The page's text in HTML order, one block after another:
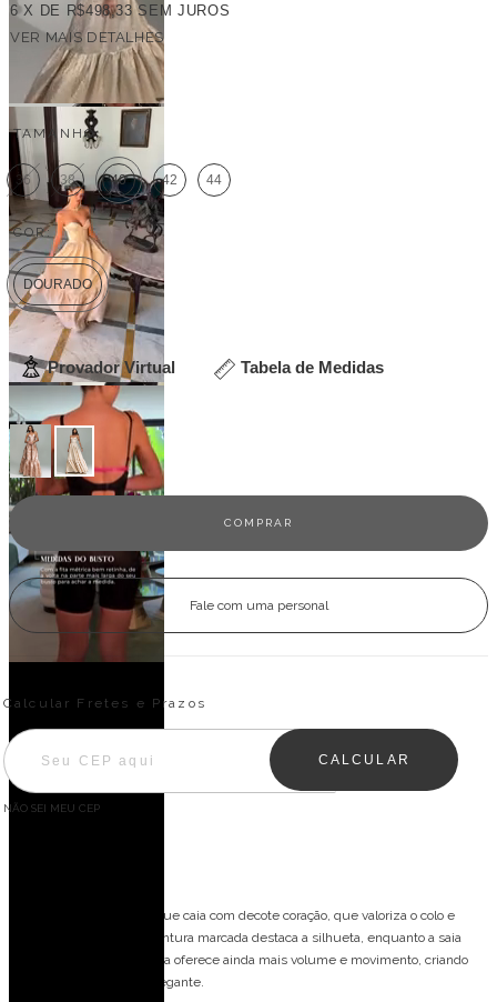
6 X DE R$498,33 SEM JUROS
VER MAIS DETALHES
FRETE GRÁTIS
TAMANHO:
36 38 40 42 44
COR:
DOURADO
Provador Virtual Tabela de Medidas
Veja outras opções
Fale com uma personal
Entregas para o CEP:
Calcular Fretes e Prazos
CALCULAR
NÃO SEI MEU CEP
Vestido princesa tomara que caia com decote coração, que valoriza o colo e
realça a feminilidade. A cintura marcada destaca a silhueta, enquanto a saia
ampla com recorte na barra oferece ainda mais volume e movimento, criando
um visual majestoso e elegante.